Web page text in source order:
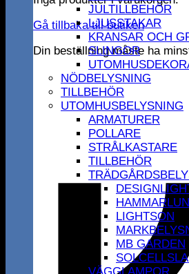
Gå tillbaka till butiken
Din beställning måste ha
JULTILLBEHÖR
LJUSSTAKAR
KRANSAR OCH
SLINGOR
NÖDBELYSNING
TILLBEHÖR
UTOMHUSBELYSNING
ARMATURER
POLLARE
STRÅLKASTARE
TILLBEHÖR
LIGHTSON
MB GARDEN